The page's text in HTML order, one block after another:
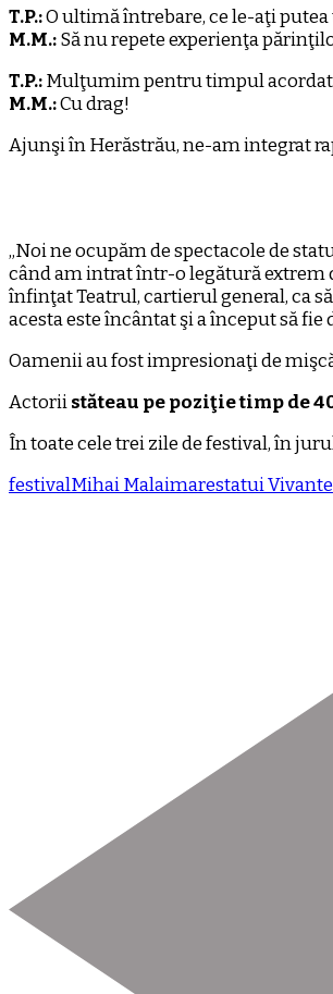
T.P.:O ultimă întrebare, ce le-aţi
M.M.:Să nu repete experienţa
T.P.:Mulţumim pentru timpul
M.M.:Cu drag!
Ajunşi în Herăstrău, ne-am integrat
„Noi ne ocupăm de spectacole de
când am intrat într-o legătură extrem
înfinţat Teatrul, cartierul general, ca
acesta este încântat şi a început să
Oamenii au fost impresionaţi de
Actoriistăteau pe poziţie timp de
În toate cele trei zile de festival, în
festivalMihai Malaimarestatui Vivante